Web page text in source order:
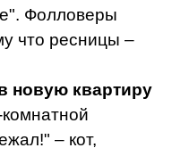
Фолловеры
что ресницы –
новую квартиру
– кот,